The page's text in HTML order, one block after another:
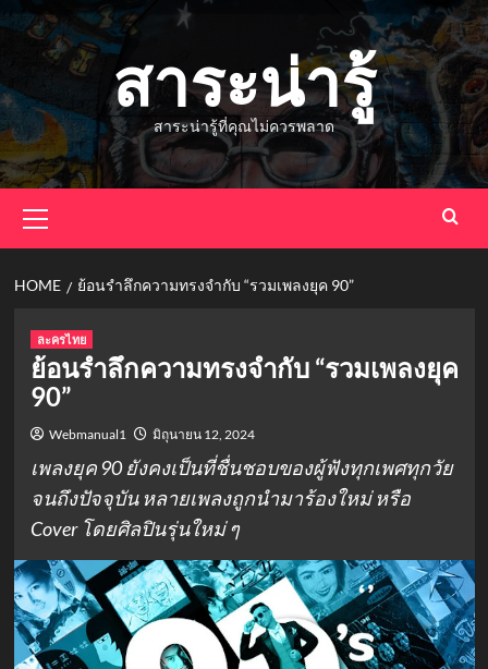
Skip
สาระน่ารู้
สาระน่ารู้ที่คุณไม่ควรพลาด
Menu
HOME ย้อนรำลึกความทรงจำกับ “รวมเพลงยุค 90”
ละครไทย
ย้อนรำลึกความทรงจำกับ “รวมเพลงยุค
90”
Webmanual1 มิถุนายน 12, 2024
เพลงยุค 90 ยังคงเป็นที่ชื่นชอบของผู้ฟังทุกเพศทุกวัย
จนถึงปัจจุบัน หลายเพลงถูกนำมาร้องใหม่ หรือ
Cover โดยศิลปินรุ่นใหม่ ๆ